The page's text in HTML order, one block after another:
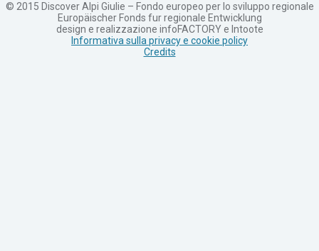
© 2015 Discover Alpi Giulie – Fondo europeo per lo sviluppo regionale
Europäischer Fonds fur regionale Entwicklung
design e realizzazione infoFACTORY e Intoote
Informativa sulla privacy e cookie policy
Credits